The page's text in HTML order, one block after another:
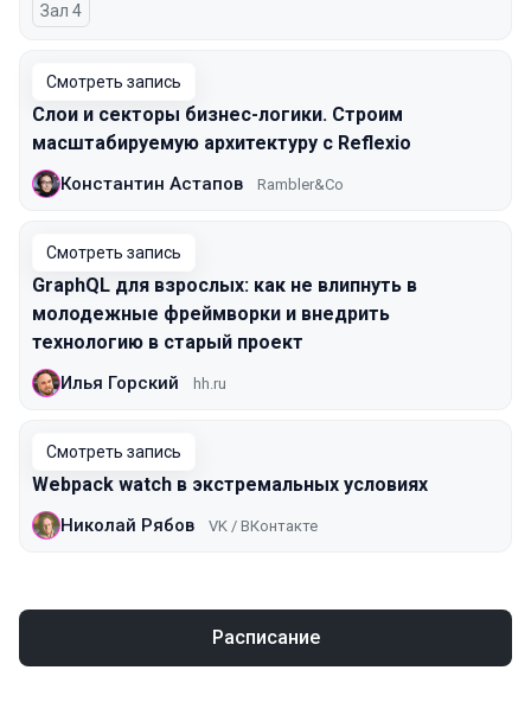
Зал 4
Смотреть запись
Слои и секторы бизнес-логики. Строим
масштабируемую архитектуру с Reflexio
Константин Астапов Rambler&Co
Смотреть запись
GraphQL для взрослых: как не влипнуть в
молодежные фреймворки и внедрить
технологию в старый проект
Илья Горский hh.ru
Смотреть запись
Webpack watch в экстремальных условиях
Николай Рябов VK / ВКонтакте
Расписание